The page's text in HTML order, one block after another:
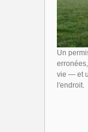
Un
vie — et
l'endroit.